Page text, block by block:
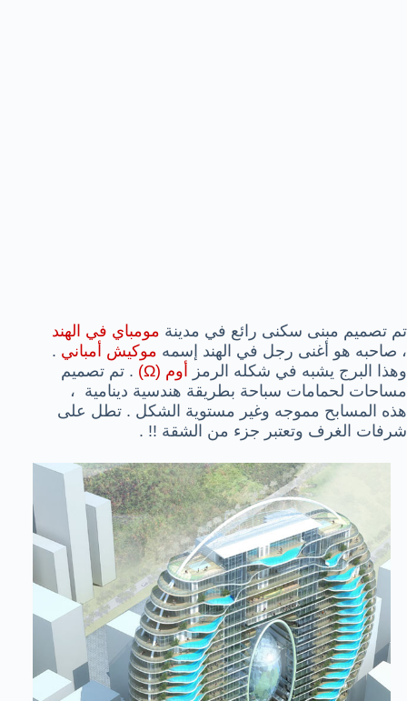
تم تصميم مبنى سكنى رائع في مدينة مومباي في الهند
، صاحبه هو أغنى رجل في الهند إسمه موكيش أمباني .
وهذا البرج يشبه في شكله الرمز
أوم (Ω)
. تم تصميم
مساحات لحمامات سباحة بطريقة هندسية دينامية ،
هذه المسابح مموجه وغير مستوية الشكل . تطل على
شرفات الغرف وتعتبر جزء من الشقة !! .